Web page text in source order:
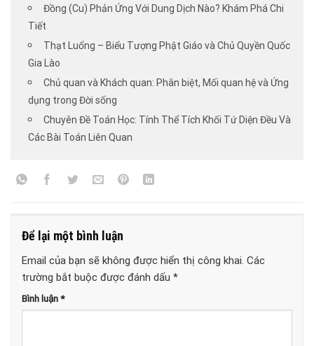
Đồng (Cu) Phản Ứng Với Dung Dịch Nào? Khám Phá Chi
Tiết
Thạt Luổng – Biểu Tượng Phật Giáo và Chủ Quyền Quốc
Gia Lào
Chủ quan và Khách quan: Phân biệt, Mối quan hệ và Ứng
dụng trong Đời sống
Chuyên Đề Toán Học: Tính Thể Tích Khối Tứ Diện Đều Và
Các Bài Toán Liên Quan
Để lại một bình luận
Email của bạn sẽ không được hiển thị công khai. Các
trường bắt buộc được đánh dấu *
Bình luận*